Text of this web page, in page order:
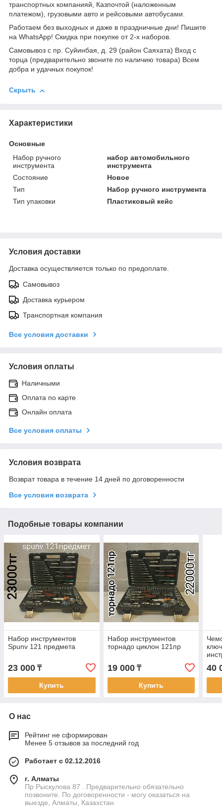
транспортных компанияй, Казпочтой (наложенным
платежом), грузовыми авто и рейсовыми автобусами.
Работаем без выходных и даже в праздничные дни! Пишите
на WhatsApp! Скидка при покупке от 2-х наборов.
Самовывоз с пр. Суйинбая, д. 29 (район Cаяхата) Вход с
торца (предварительно звоните по наличию товара) Всем
добра и удачных покупок!
Скрыть
Характеристики
Основные
Набор ручного
инструмента
набор автомобильного
инструмента
Состояние
Новое
Тип
Набор ручного инструмента
Тип упаковки
Пластиковый кейс
Условия доставки
Доставка осуществляется только по предоплате.
Самовывоз
Доставка курьером
Транспортная компания
Все условия доставки
Условия оплаты
Наличными
Оплата по карте
Онлайн оплата
Все условия оплаты
Условия возврата
Возврат товара в течение 14 дней по договоренности
Все условия возврата
Подобные товары компании
Набор инструментов
Spunv 121 предмета
23 000 ₸
Купить
Набор инструментов
торнадо циклон 121пр
19 000₸
Купить
40
О нас
Рейтинг не сформирован
Менее 5 отзывов за последний год
Работает с 02.12.2016
г. Алматы
Пр Рыскулова 87 . Предварительно обязательно
позвоните. По договоренности - могу оказаться на
выезде, Алматы, Казахстан